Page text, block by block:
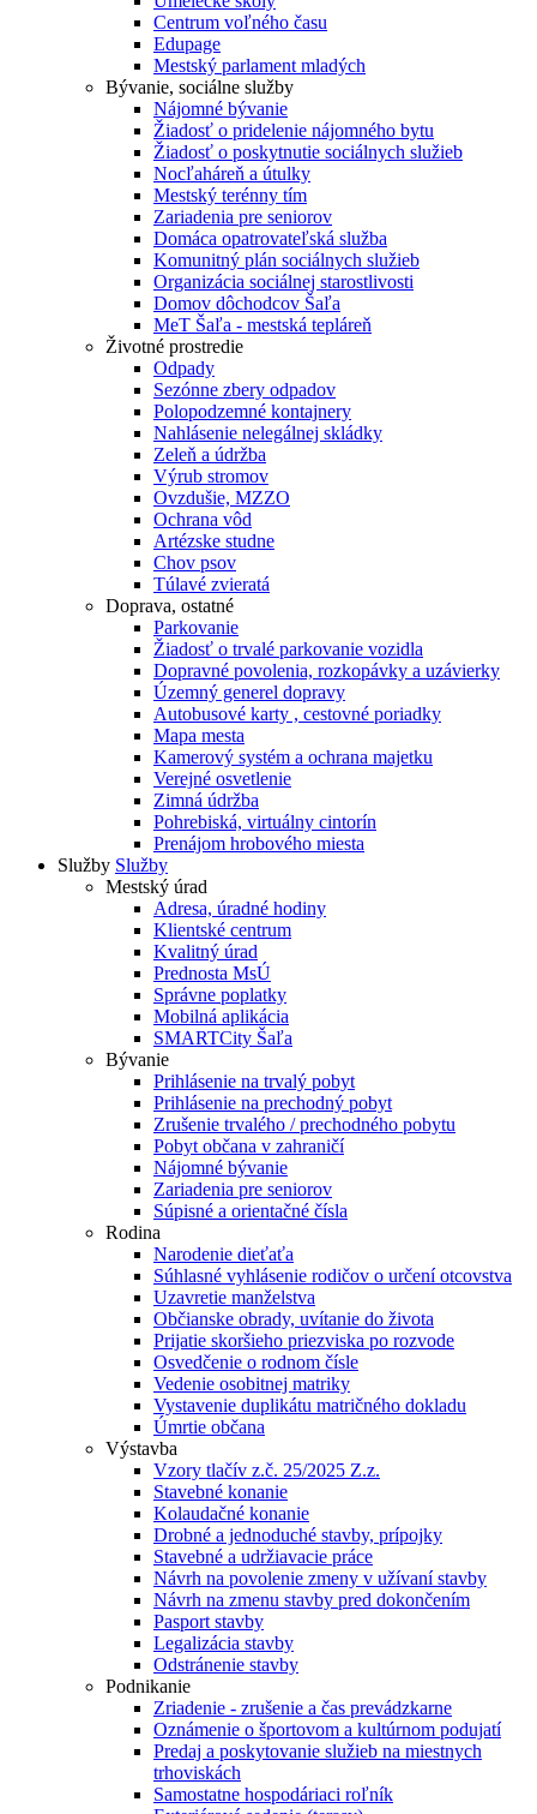
Centrum voľného času
Edupage
Mestský parlament mladých
Bývanie, sociálne služby
Nájomné bývanie
Žiadosť o pridelenie nájomného bytu
Žiadosť o poskytnutie sociálnych služieb
Nocľaháreň a útulky
Mestský terénny tím
Zariadenia pre seniorov
Domáca opatrovateľská služba
Komunitný plán sociálnych služieb
Organizácia sociálnej starostlivosti
Domov dôchodcov Šaľa
MeT Šaľa - mestská tepláreň
Životné prostredie
Odpady
Sezónne zbery odpadov
Polopodzemné kontajnery
Nahlásenie nelegálnej skládky
Zeleň a údržba
Výrub stromov
Ovzdušie, MZZO
Ochrana vôd
Artézske studne
Chov psov
Túlavé zvieratá
Doprava, ostatné
Parkovanie
Žiadosť o trvalé parkovanie vozidla
Dopravné povolenia, rozkopávky a uzávierky
Územný generel dopravy
Autobusové karty , cestovné poriadky
Mapa mesta
Kamerový systém a ochrana majetku
Verejné osvetlenie
Zimná údržba
Pohrebiská, virtuálny cintorín
Prenájom hrobového miesta
Služby Služby
Mestský úrad
Adresa, úradné hodiny
Klientské centrum
Kvalitný úrad
Prednosta MsÚ
Správne poplatky
Mobilná aplikácia
SMARTCity Šaľa
Bývanie
Prihlásenie na trvalý pobyt
Prihlásenie na prechodný pobyt
Zrušenie trvalého / prechodného pobytu
Pobyt občana v zahraničí
Nájomné bývanie
Zariadenia pre seniorov
Súpisné a orientačné čísla
Rodina
Narodenie dieťaťa
Súhlasné vyhlásenie rodičov o určení otcovstva
Uzavretie manželstva
Občianske obrady, uvítanie do života
Prijatie skoršieho priezviska po rozvode
Osvedčenie o rodnom čísle
Vedenie osobitnej matriky
Vystavenie duplikátu matričného dokladu
Úmrtie občana
Výstavba
Vzory tlačív z.č. 25/2025 Z.z.
Stavebné konanie
Kolaudačné konanie
Drobné a jednoduché stavby, prípojky
Stavebné a udržiavacie práce
Návrh na povolenie zmeny v užívaní stavby
Návrh na zmenu stavby pred dokončením
Pasport stavby
Legalizácia stavby
Odstránenie stavby
Podnikanie
Zriadenie - zrušenie a čas prevádzkarne
Oznámenie o športovom a kultúrnom podujatí
Predaj a poskytovanie služieb na miestnych
trhoviskách
Samostatne hospodáriaci roľník